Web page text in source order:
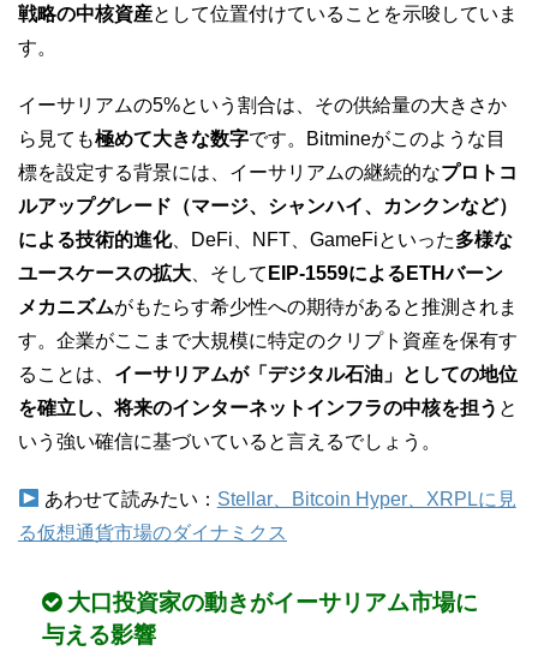
戦略の中核資産として位置付けていることを示唆していま
す。
イーサリアムの5%という割合は、その供給量の大きさか
ら見ても極めて大きな数字です。Bitmineがこのような目
標を設定する背景には、イーサリアムの継続的なプロトコ
ルアップグレード（マージ、シャンハイ、カンクンなど）
による技術的進化、DeFi、NFT、GameFiといった多様な
ユースケースの拡大 、そして EIP-1559によるETHバーン
メカニズムがもたらす希少性への期待があると推測されま
す。企業がここまで大規模に特定のクリプト資産を保有す
ることは、 イーサリアムが「デジタル石油」としての地位
を確立し、将来のインターネットインフラの中核を担う と
いう強い確信に基づいていると言えるでしょう。
あわせて読みたい： Stellar、Bitcoin Hyper、XRPLに見
る仮想通貨市場のダイナミクス
大口投資家の動きがイーサリアム市場に
与える影響